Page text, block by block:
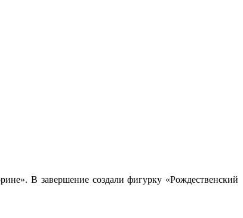
В завершение создали фигурку «Рождественский